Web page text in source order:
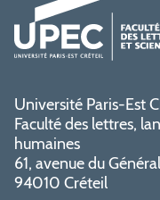
Université Paris-Est
Faculté des lettres,
humaines
61, avenue du
94010 Créteil